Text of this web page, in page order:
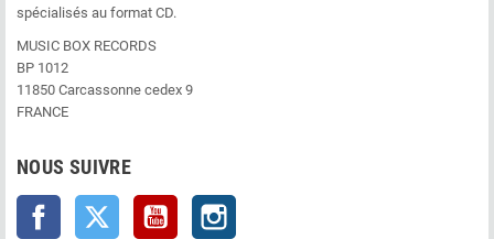
spécialisés au format CD.
MUSIC BOX RECORDS
BP 1012
11850 Carcassonne cedex 9
FRANCE
NOUS SUIVRE
Facebook Twitter YouTube